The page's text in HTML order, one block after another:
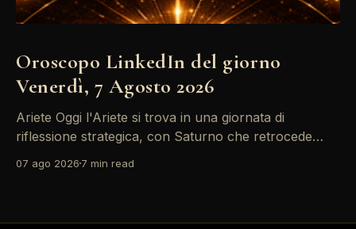
Oroscopo LinkedIn del giorno
Venerdì, 7 Agosto 2026
Ariete Oggi l'Ariete si trova in una giornata di
riflessione strategica, con Saturno che retrocede
riconsiderare il tuo personal brand e l'engagement
07 ago 2026 7 min read